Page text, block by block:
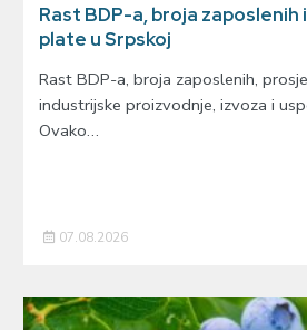
Rast BDP-a, broja
plate u Srpskoj
Rast BDP-a, broja zaposlenih,
industrijske proizvodnje, izvoza i
Ovako…
07.08.2026